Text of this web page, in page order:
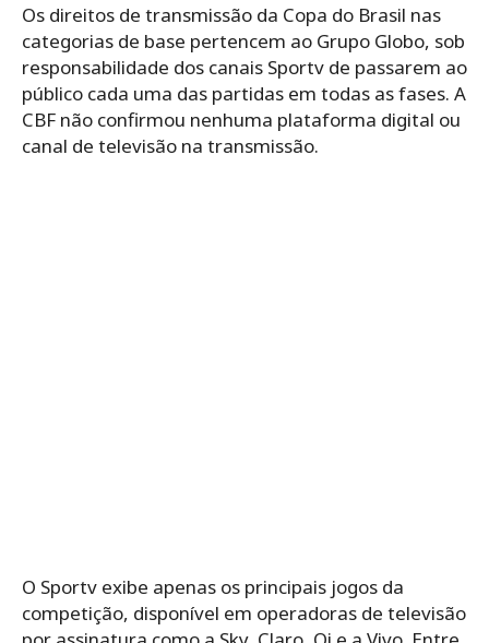
Os direitos de transmissão da Copa do Brasil nas
categorias de base pertencem ao Grupo Globo, sob
responsabilidade dos canais Sportv de passarem ao
público cada uma das partidas em todas as fases. A
CBF não confirmou nenhuma plataforma digital ou
canal de televisão na transmissão.
O Sportv exibe apenas os principais jogos da
competição, disponível em operadoras de televisão